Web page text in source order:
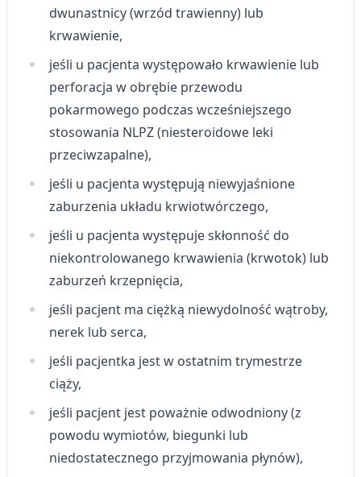
dwunastnicy (wrzód trawienny) lub
krwawienie,
jeśli u pacjenta występowało krwawienie lub
perforacja w obrębie przewodu
pokarmowego podczas wcześniejszego
stosowania NLPZ (niesteroidowe leki
przeciwzapalne),
jeśli u pacjenta występują niewyjaśnione
zaburzenia układu krwiotwórczego,
jeśli u pacjenta występuje skłonność do
niekontrolowanego krwawienia (krwotok) lub
zaburzeń krzepnięcia,
jeśli pacjent ma ciężką niewydolność wątroby,
nerek lub serca,
jeśli pacjentka jest w ostatnim trymestrze
ciąży,
jeśli pacjent jest poważnie odwodniony (z
powodu wymiotów, biegunki lub
niedostatecznego przyjmowania płynów),